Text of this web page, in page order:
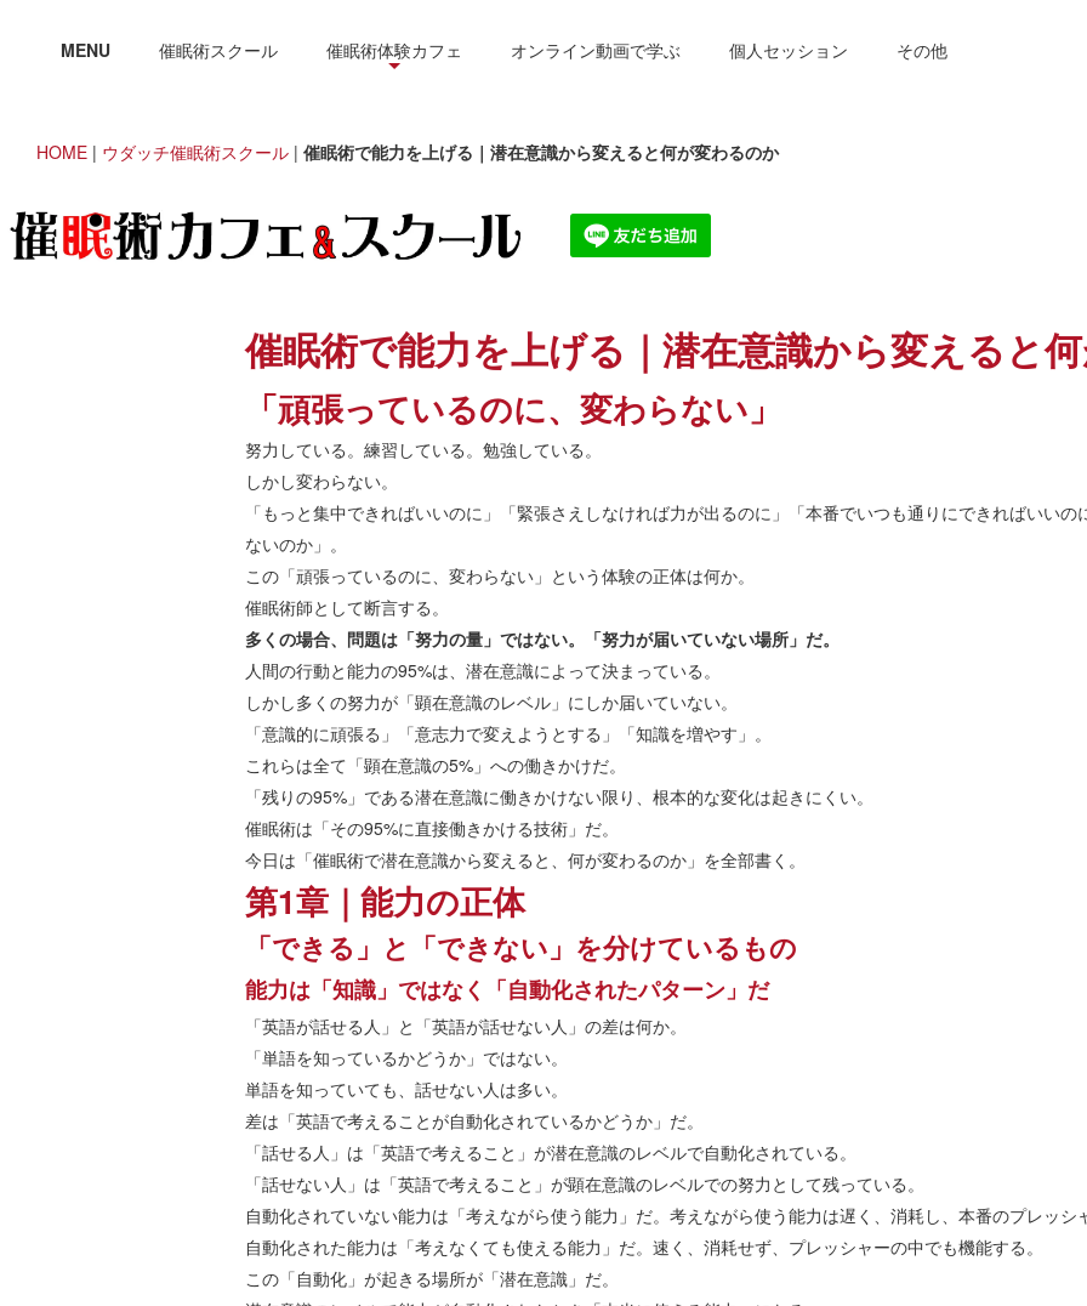
MENU 催眠術スクール 催眠術体験カフェ オンライン動画で学ぶ 個人セッション その他
HOME | ウダッチ催眠術スクール | 催眠術で能力を上げる｜潜在意識から変えると何が変わるのか
催眠術で能力を上げる｜潜在意識から変えると
「頑張っているのに、変わらない」
努力している。練習している。勉強している。
しかし変わらない。
「もっと集中できればいいのに」「緊張さえしなければ力が出るのに」「本番でいつも通りにできればいい
ないのか」。
この「頑張っているのに、変わらない」という体験の正体は何か。
催眠術師として断言する。
多くの場合、問題は「努力の量」ではない。「努力が届いていない場所」だ。
人間の行動と能力の95%は、潜在意識によって決まっている。
しかし多くの努力が「顕在意識のレベル」にしか届いていない。
「意識的に頑張る」「意志力で変えようとする」「知識を増やす」。
これらは全て「顕在意識の5%」への働きかけだ。
「残りの95%」である潜在意識に働きかけない限り、根本的な変化は起きにくい。
催眠術は「その95%に直接働きかける技術」だ。
今日は「催眠術で潜在意識から変えると、何が変わるのか」を全部書く。
第1章｜能力の正体
「できる」と「できない」を分けているもの
能力は「知識」ではなく「自動化されたパターン」だ
「英語が話せる人」と「英語が話せない人」の差は何か。
「単語を知っているかどうか」ではない。
単語を知っていても、話せない人は多い。
差は「英語で考えることが自動化されているかどうか」だ。
「話せる人」は「英語で考えること」が潜在意識のレベルで自動化されている。
「話せない人」は「英語で考えること」が顕在意識のレベルでの努力として残っている。
自動化されていない能力は「考えながら使う能力」だ。考えながら使う能力は遅く、消耗し、本番のプレッシ
自動化された能力は「考えなくても使える能力」だ。速く、消耗せず、プレッシャーの中でも機能する。
この「自動化」が起きる場所が「潜在意識」だ。